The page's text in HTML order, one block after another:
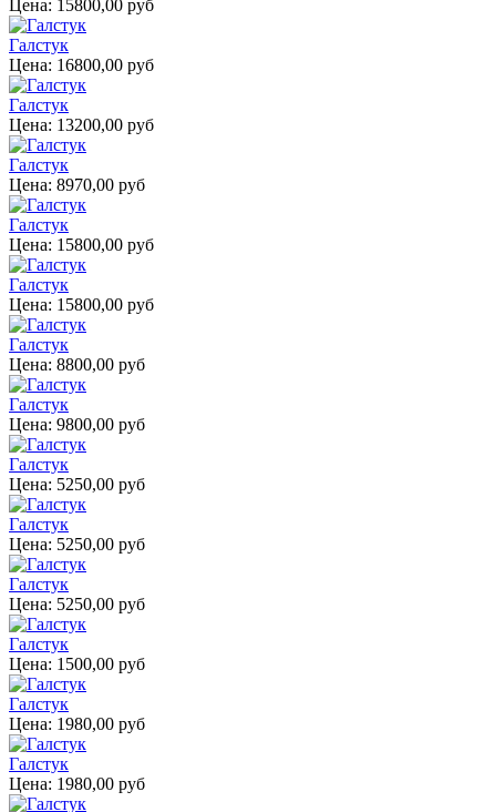
Цена: 15800,00 руб
Галстук
Цена: 16800,00 руб
Галстук
Цена: 13200,00 руб
Галстук
Цена: 8970,00 руб
Галстук
Цена: 15800,00 руб
Галстук
Цена: 15800,00 руб
Галстук
Цена: 8800,00 руб
Галстук
Цена: 9800,00 руб
Галстук
Цена: 5250,00 руб
Галстук
Цена: 5250,00 руб
Галстук
Цена: 5250,00 руб
Галстук
Цена: 1500,00 руб
Галстук
Цена: 1980,00 руб
Галстук
Цена: 1980,00 руб